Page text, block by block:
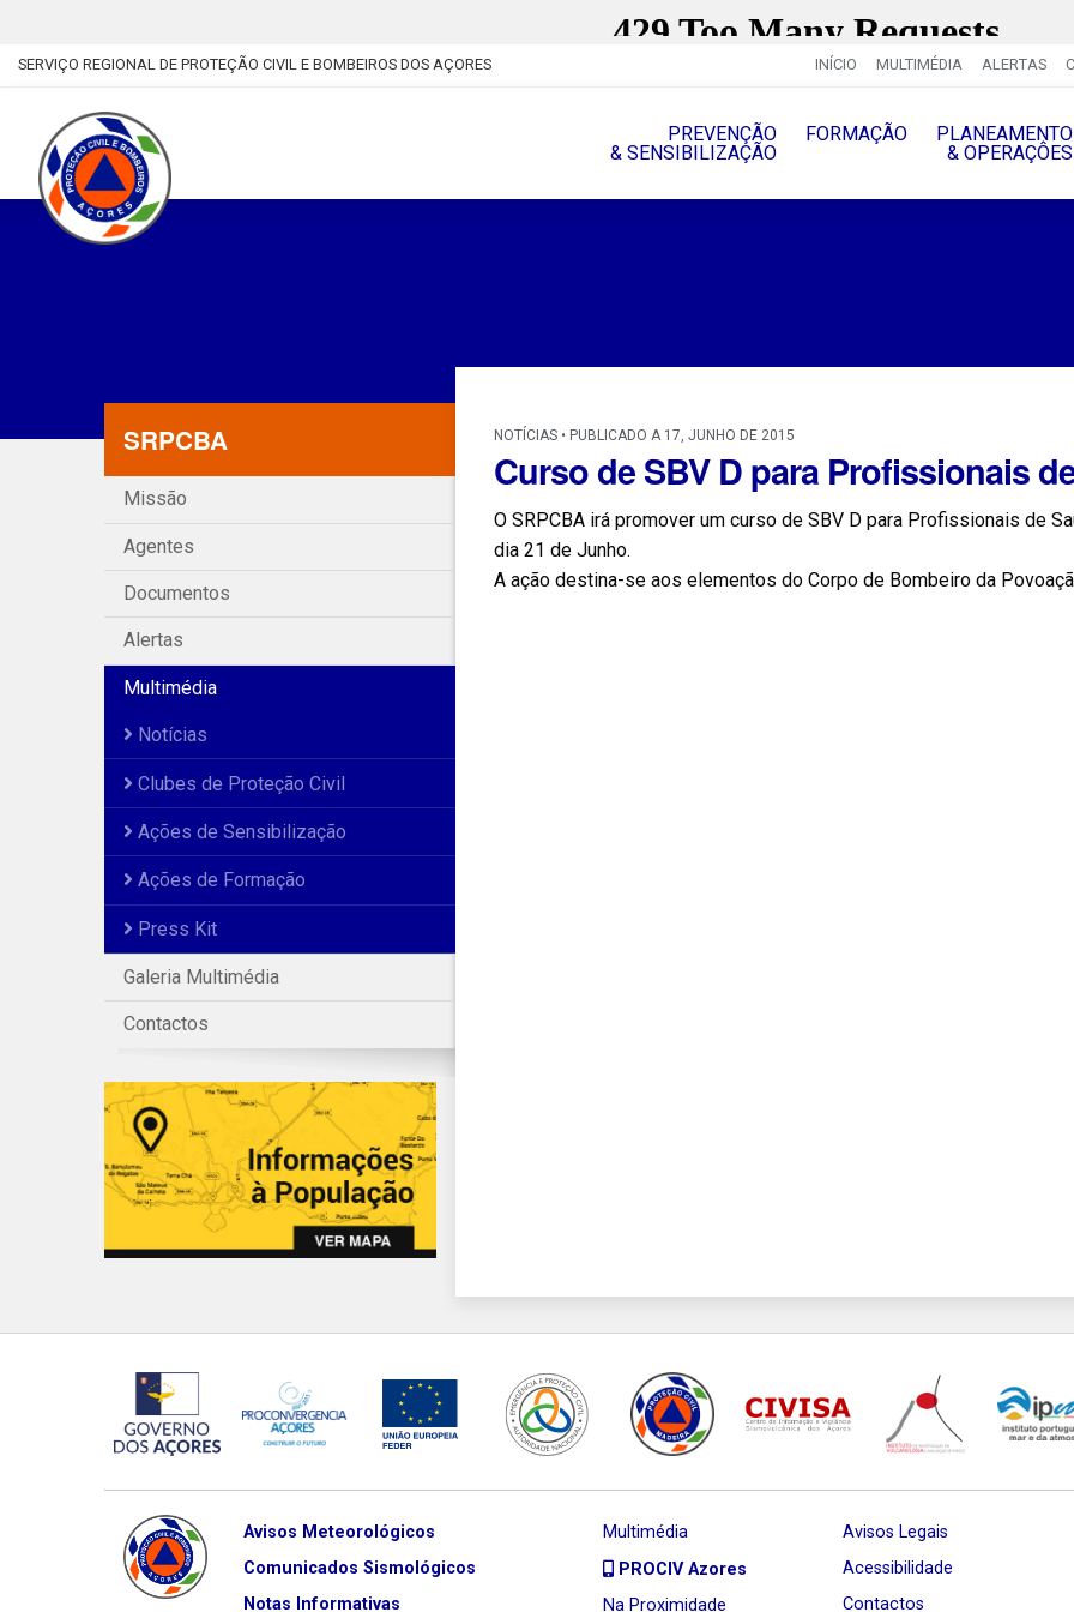
SERVIÇO REGIONAL DE PROTEÇÃO CIVIL E BOMBEIROS DOS AÇORES INÍCIO MULTIMÉDIA ALERTAS
PREVENÇÃO
& SENSIBILIZAÇÃO
FORMAÇÃO
PLANEAMENTO
& OPERAÇÔES
SRPCBA
Missão
Agentes
Documentos
Alertas
Multimédia
Notícias
Clubes de Proteção Civil
Ações de Sensibilização
Ações de Formação
Press Kit
Galeria Multimédia
Contactos
NOTÍCIAS • PUBLICADO A 17, JUNHO DE 2015
Curso de SBV D para Profissionais
O SRPCBA irá promover um curso de SBV D para Profissionais de
dia 21 de Junho.
A ação destina-se aos elementos do Corpo de Bombeiro da
Avisos Meteorológicos
Comunicados Sismológicos
Notas Informativas
Multimédia
PROCIV Azores
Na Proximidade
Avisos Legais
Acessibilidade
Contactos